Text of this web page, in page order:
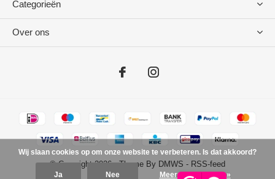
Categorieën
Over ons
© Copyright2026- Theme By DMWS - RSS-feed
Wij slaan cookies op om onze website te verbeteren. Is dat akkoord?
Ja Nee Meer over cookies »